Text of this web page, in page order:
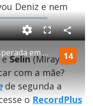
Deniz e nem
Karsu toma atitude inesperada em relação aos filhos e surpreende Reha | Coração de Mãe 14
F
l
s
c
e
n
C
o
m
a
eSelin(Miray
com a mãe?
de segunda a
o RecordPlus